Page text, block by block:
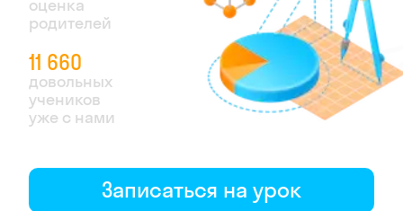
оценка
родителей
11 660
довольных
учеников
уже с нами
Записаться на урок